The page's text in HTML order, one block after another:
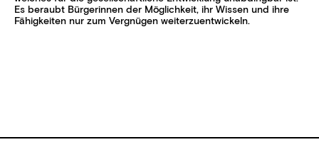
Es beraubt Bürgerinnen der Möglichkeit, ihr Wissen und ihre
Fähigkeiten nur zum Vergnügen weiterzuentwickeln.